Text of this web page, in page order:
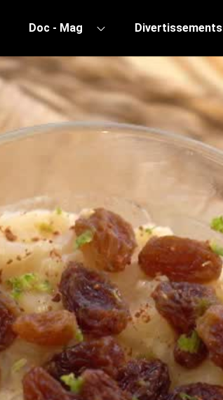
Doc - Mag Divertissements